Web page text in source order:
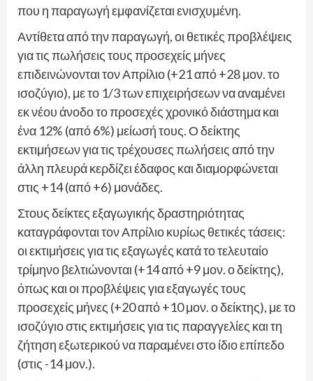
που η παραγωγή εμφανίζεται ενισχυμένη.
Αντίθετα από την παραγωγή, οι θετικές προβλέψεις
για τις πωλήσεις τους προσεχείς μήνες
επιδεινώνονται τον Απρίλιο (+21 από +28 μον. το
ισοζύγιο), με το 1/3 των επιχειρήσεων να αναμένει
εκ νέου άνοδο το προσεχές χρονικό διάστημα και
ένα 12% (από 6%) μείωσή τους. Ο δείκτης
εκτιμήσεων για τις τρέχουσες πωλήσεις από την
άλλη πλευρά κερδίζει έδαφος και διαμορφώνεται
στις +14 (από +6) μονάδες.
Στους δείκτες εξαγωγικής δραστηριότητας
καταγράφονται τον Απρίλιο κυρίως θετικές τάσεις:
οι εκτιμήσεις για τις εξαγωγές κατά το τελευταίο
τρίμηνο βελτιώνονται (+14 από +9 μον. ο δείκτης),
όπως και οι προβλέψεις για εξαγωγές τους
προσεχείς μήνες (+20 από +10 μον. ο δείκτης), με το
ισοζύγιο στις εκτιμήσεις για τις παραγγελίες και τη
ζήτηση εξωτερικού να παραμένει στο ίδιο επίπεδο
(στις -14 μον.).